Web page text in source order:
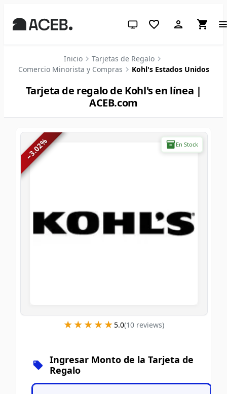
Tema del sistema (haz clic
Inicio
Tarjetas de Regalo
Comercio Minorista y Compras
Kohl's Estados Unidos
Tarjeta de regalo de Kohl's en línea |
ACEB.com
En Stock
−
3.02
%
★★★★★
★★★★★5.0(10reviews)
Ingresar Monto de la Tarjeta de
Regalo